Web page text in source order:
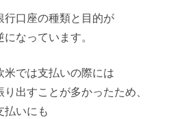
行口座の種類と目的が
なっています。
米では支払いの際には
出すことが多かったため、
払いにも